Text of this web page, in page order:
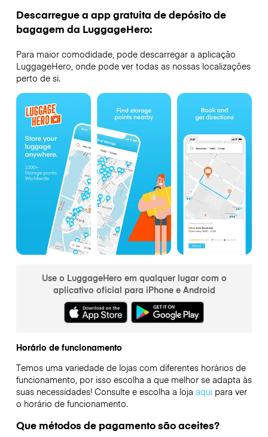
Descarregue a app gratuita de depósito de
bagagem da LuggageHero:
Para maior comodidade, pode descarregar a aplicação
LuggageHero, onde pode ver todas as nossas localizações
perto de si.
Use o LuggageHero em qualquer lugar com o
aplicativo oficial para iPhone e Android
Horário de funcionamento
Temos uma variedade de lojas com diferentes horários de
funcionamento, por isso escolha a que melhor se adapta às
suas necessidades! Consulte e escolha a loja aquipara ver
o horário de funcionamento.
Que métodos de pagamento são aceites?